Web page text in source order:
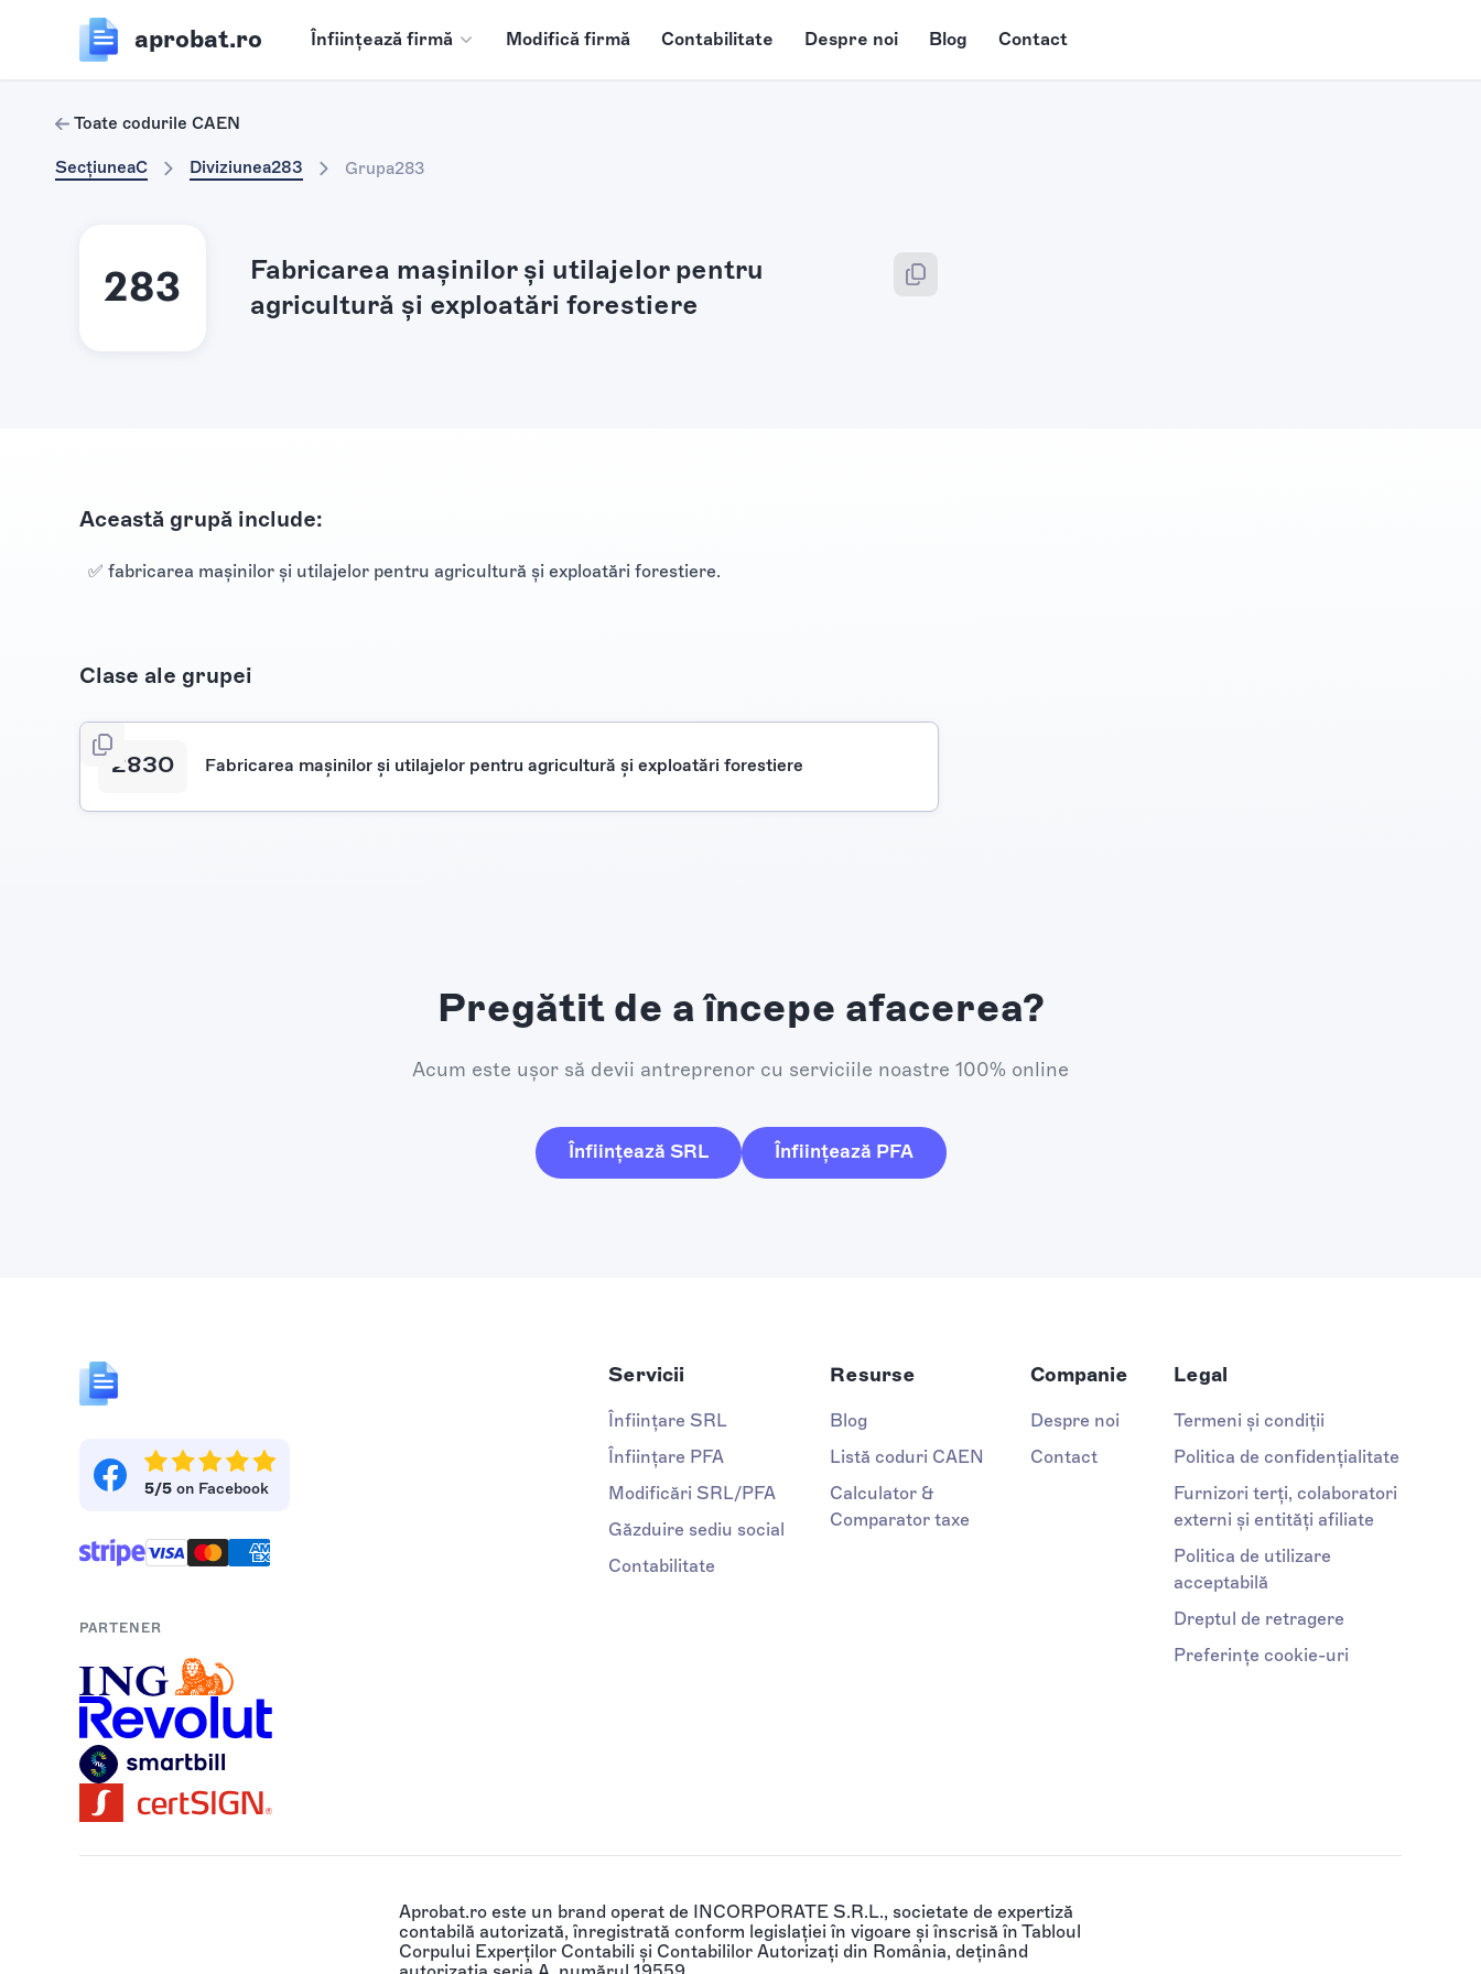
aprobat.ro Înființează firmă Modifică firmă Contabilitate Despre noi Blog Contact
Toate codurile CAEN
SecțiuneaC Diviziunea283 Grupa283
283
Fabricarea maşinilor şi utilajelor pentru
agricultură şi exploatări forestiere
Această grupă include:
✅ fabricarea maşinilor şi utilajelor pentru agricultură şi exploatări forestiere.
Clase ale grupei
2830 Fabricarea maşinilor şi utilajelor pentru agricultură şi exploatări forestiere
Pregătit de a începe afacerea?
Acum este ușor să devii antreprenor cu serviciile noastre 100% online
Înființează SRL Înființează PFA
5/5 on Facebook
PARTENER
Servicii
Înființare SRL
Înființare PFA
Modificări SRL/PFA
Găzduire sediu social
Contabilitate
Resurse
Blog
Listă coduri CAEN
Calculator &
Comparator taxe
Companie
Despre noi
Contact
Legal
Termeni și condiții
Politica de confidențialitate
Furnizori terți, colaboratori
externi și entități afiliate
Politica de utilizare
acceptabilă
Dreptul de retragere
Preferințe cookie-uri
Aprobat.ro este un brand operat de INCORPORATE S.R.L., societate de expertiză
contabilă autorizată, înregistrată conform legislației în vigoare și înscrisă în Tabloul
Corpului Experților Contabili și Contabililor Autorizați din România, deținând